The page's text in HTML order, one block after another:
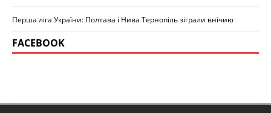
Перша ліга України: Полтава і Нива Тернопіль зіграли внічию
FACEBOOK